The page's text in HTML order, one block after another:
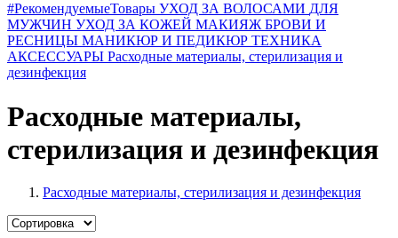
#РекомендуемыеТовары УХОД ЗА ВОЛОСАМИ ДЛЯ
МУЖЧИН УХОД ЗА КОЖЕЙ МАКИЯЖБРОВИ И
РЕСНИЦЫ МАНИКЮР И ПЕДИКЮР ТЕХНИКА
АКСЕССУАРЫ Расходные материалы, стерилизация и
дезинфекция
Расходные материалы,
стерилизация и дезинфекция
Расходные материалы, стерилизация и дезинфекция